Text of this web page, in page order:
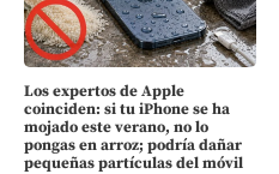
Los expertos de Apple
coinciden: si tu iPhone se ha
mojado este verano, no lo
pongas en arroz; podría dañar
pequeñas partículas del móvil